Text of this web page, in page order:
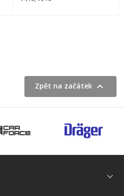
Zpět na začátek 
